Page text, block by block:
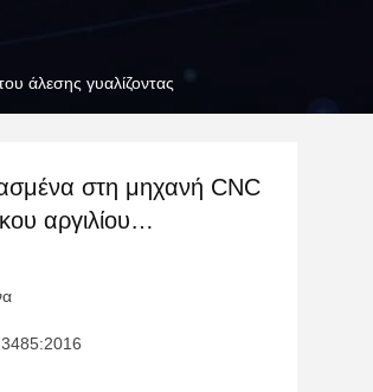
άλεσης γυαλίζοντας
στη μηχανή CNC
αργιλίου